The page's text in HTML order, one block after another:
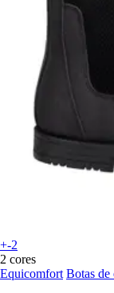
+-2
2 cores
Equicomfort Botas de